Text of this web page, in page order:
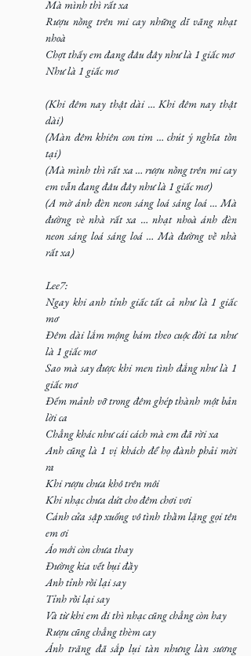
Mà mình thì rất xa
Rượu nồng trên mi cay những dĩ vãng nhạt
nhoà
Chợt thấy em đang đâu đây như là 1 giấc mơ
Như là 1 giấc mơ
(Khi đêm nay thật dài … Khi đêm nay thật
dài)
(Màn đêm khiên con tim … chút ý nghĩa tồn
tại)
(Mà mình thì rất xa … rượu nồng trên mi cay
em vẫn đang đâu đây như là 1 giấc mơ)
(A mờ ánh đèn neon sáng loá sáng loá … Mà
đường vè nhà rất xa … nhạt nhoà ánh đèn
neon sáng loá sáng loá … Mà đường về nhà
rất xa)
Lee7:
Ngay khi anh tỉnh giấc tất cả như là 1 giấc
mơ
Đêm dài lắm mộng bám theo cuộc đời ta như
là 1 giấc mơ
Sao mà say được khi men tình đắng như là 1
giấc mơ
Đếm mảnh vỡ trong đêm ghép thành một bản
lời ca
Chẳng khác như cái cách mà em đã rời xa
Anh cũng là 1 vị khách để họ đành phải mời
ra
Khi rượu chưa khô trên môi
Khi nhạc chưa dứt cho đêm chơi vơi
Cánh cửa sập xuống vô tình thầm lặng gọi tên
em ơi
Áo mới còn chưa thay
Đường kia vết bụi đầy
Anh tỉnh rồi lại say
Tỉnh rồi lại say
Và từ khi em đi thì nhạc cũng chẳng còn hay
Rượu cũng chẳng thèm cay
Ánh trăng đã sắp lụi tàn nhưng làn sương